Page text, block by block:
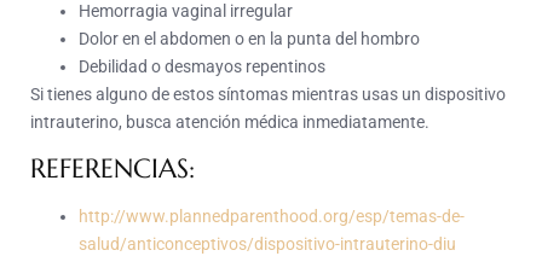
Hemorragia vaginal irregular
Dolor en el abdomen o en la punta del hombro
Debilidad o desmayos repentinos
Si tienes alguno de estos síntomas mientras usas un dispositivo
intrauterino, busca atención médica inmediatamente.
REFERENCIAS:
http://www.plannedparenthood.org/esp/temas-de-
salud/anticonceptivos/dispositivo-intrauterino-diu